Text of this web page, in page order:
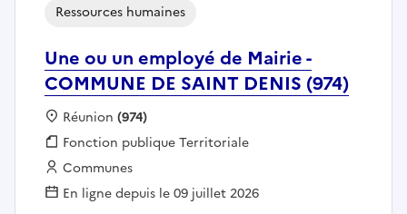
Une ou un employé de Mairie -
COMMUNE DE SAINT DENIS (974)
Ressources humaines
Localisation :
Réunion (974)
Fonction publique :
Fonction publique Territoriale
Employeur :
Communes
En ligne depuis le 09 juillet 2026